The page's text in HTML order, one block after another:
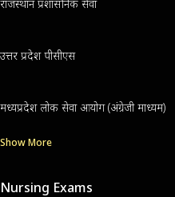
राजस्थान प्रशासनिक सेवा
उत्तर प्रदेश पीसीएस
मध्यप्रदेश लोक सेवा आयोग (अंग्रेजी माध्यम)
Show More
Nursing Exams